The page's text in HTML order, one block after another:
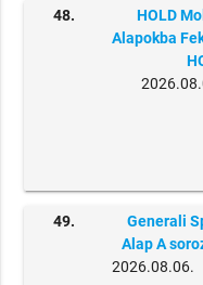
48.
HOLD
Alapokba
49.
Generali
Alap A